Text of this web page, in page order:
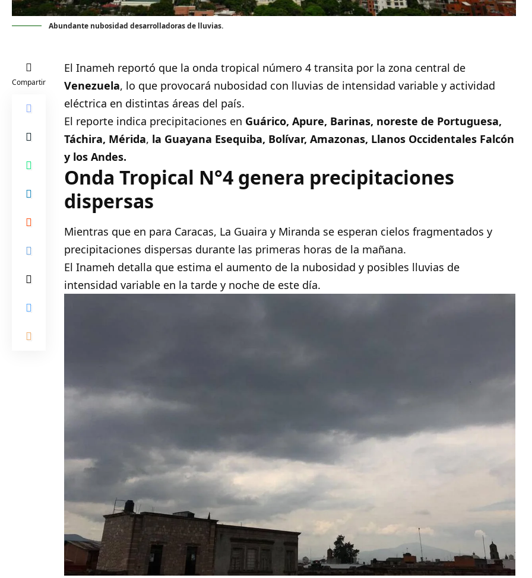
Abundante nubosidad desarrolladoras de lluvias.
Compartir
El Inameh reportó que la onda tropical número 4 transita por la zona central de
Venezuela, lo que provocará nubosidad con lluvias de intensidad variable y actividad
eléctrica en distintas áreas del país.
El reporte indica precipitaciones en Guárico, Apure, Barinas, noreste de Portuguesa,
Táchira, Mérida, la Guayana Esequiba, Bolívar, Amazonas, Llanos Occidentales Falcón
y los Andes.
Onda Tropical N°4 genera precipitaciones
dispersas
Mientras que en para Caracas, La Guaira y Miranda se esperan cielos fragmentados y
precipitaciones dispersas durante las primeras horas de la mañana.
El Inameh detalla que estima el aumento de la nubosidad y posibles lluvias de
intensidad variable en la tarde y noche de este día.